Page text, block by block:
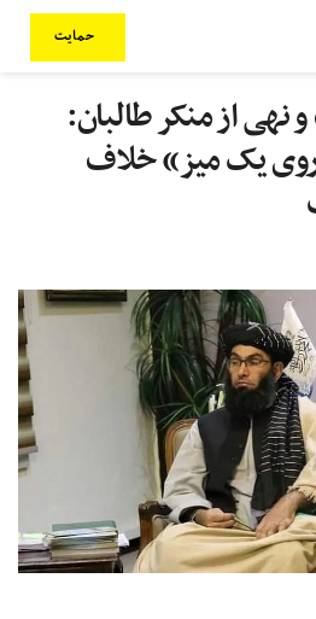
حمایت
نهی از منکر طالبان:‌
یک میز» خلاف